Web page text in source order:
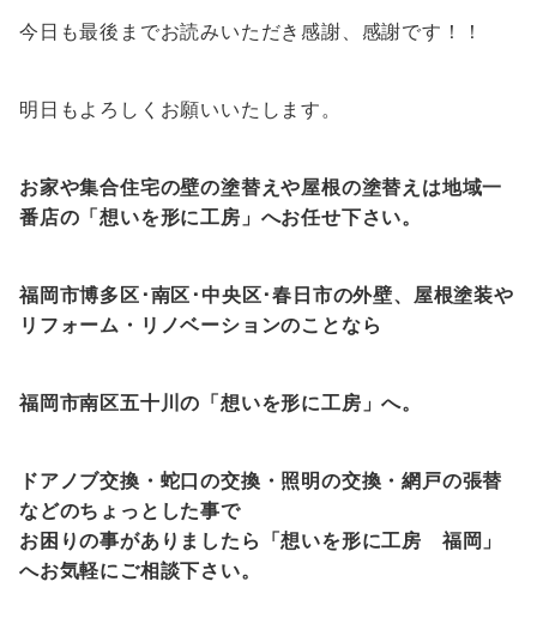
今日も最後までお読みいただき感謝、感謝です！！
明日もよろしくお願いいたします。
お家や集合住宅の壁の塗替えや屋根の塗替えは地域一
番店の「想いを形に工房」へお任せ下さい。
福岡市博多区･南区･中央区･春日市の外壁、屋根塗装や
リフォーム・リノベーションのことなら
福岡市南区五十川の「想いを形に工房」へ。
ドアノブ交換・蛇口の交換・照明の交換・網戸の張替
などのちょっとした事で
お困りの事がありましたら「想いを形に工房 福岡」
へお気軽にご相談下さい。